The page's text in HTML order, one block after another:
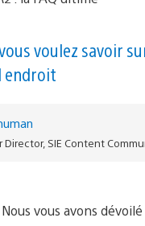
voulez savoir
endroit
Director, SIE Content
vous avons